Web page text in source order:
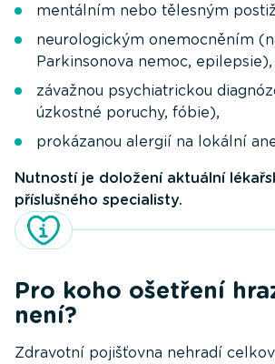
mentálním nebo tělesným
neurologickým onemocněním
Parkinsonova nemoc, epilepsie),
závažnou psychiatrickou
úzkostné poruchy, fóbie),
prokázanou alergií na lokální
Nutností je doložení aktuální
příslušného specialisty.
Pro koho ošetření
není?
Zdravotní pojišťovna nehradí